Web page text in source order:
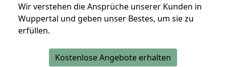
Wir verstehen die Ansprüche unserer Kunden in
Wuppertal und geben unser Bestes, um sie zu
erfüllen.
Kostenlose Angebote erhalten